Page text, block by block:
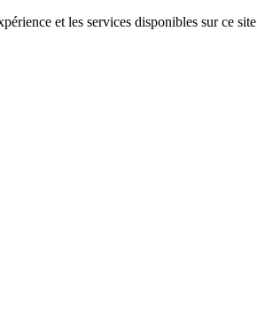
et les services disponibles sur ce